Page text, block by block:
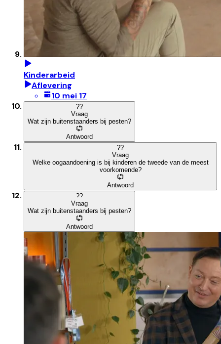
Kinderarbeid
Aflevering
10 mei 17
??
Vraag
Wat zijn buitenstaanders bij pesten?
Antwoord
??
Vraag
Welke oogaandoening is bij kinderen de tweede van de meest
voorkomende?
Antwoord
??
Vraag
Wat zijn buitenstaanders bij pesten?
Antwoord